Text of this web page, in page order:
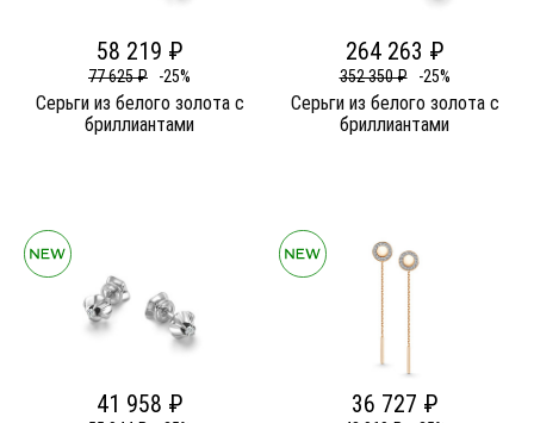
58 219 ₽
77 625 ₽ -25%
Серьги из белого золота c
бриллиантами
264 263 ₽
352 350 ₽ -25%
Серьги из белого золота c
бриллиантами
41 958 ₽ 36 727 ₽